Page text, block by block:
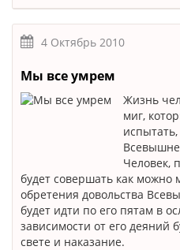
4 Октябрь 2010
Мы все умрем
Жизнь
миг,
Человек,
будет совершать как можно
обретения довольства
будет идти по его пятам в
зависимости от его деяний
свете и наказание.